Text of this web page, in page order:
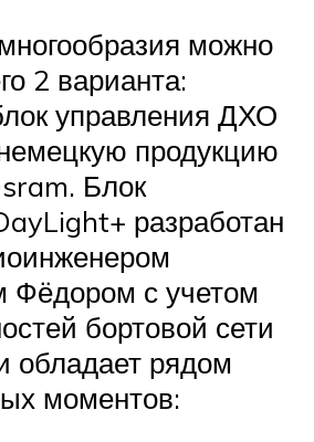
можно
2 варианта:
управления ДХО
продукцию
Блок
разработан
Фёдором с учетом
бортовой сети
обладает рядом
моментов: